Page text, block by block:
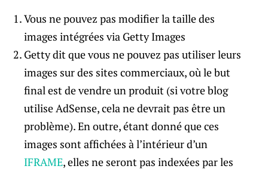
Vous ne pouvez pas modifier la taille des
images intégrées via Getty Images
Getty dit que vous ne pouvez pas utiliser leurs
images sur des sites commerciaux, où le but
final est de vendre un produit (si votre blog
utilise AdSense, cela ne devrait pas être un
problème). En outre, étant donné que ces
images sont affichées à l’intérieur d’un
IFRAME, elles ne seront pas indexées par les